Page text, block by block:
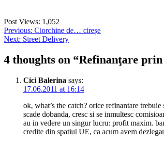
Post Views: 1,052
Post
navigation
Previous: Ciorchine de… cireșe
Next: Street Delivery
4 thoughts on “Refinanţare
Cici Balerina says:
17.06.2011 at 16:14
ok, what’s the catch? orice refinantare
scade dobanda, cresc si se inmultesc
au in vedere un singur lucru: profit maxim.
credite din spatiul UE, ca acum avem